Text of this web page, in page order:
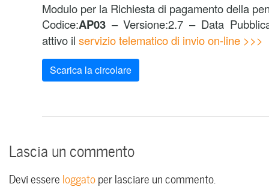
Modulo per la Richiesta di pagamento della
Codice:AP03 – Versione:2.7 – Data
attivo il servizio telematico di invio on-line >>>
Scarica la circolare
Lascia un commento
Devi essere loggatoper lasciare un commento.